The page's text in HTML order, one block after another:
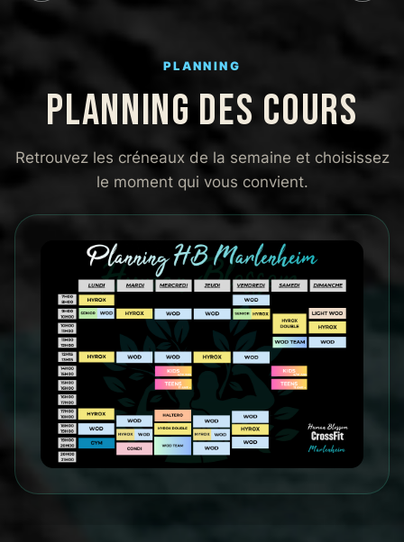
PLANNING
PLANNING DES COURS
Retrouvez les créneaux de la semaine et choisissez
le moment qui vous convient.